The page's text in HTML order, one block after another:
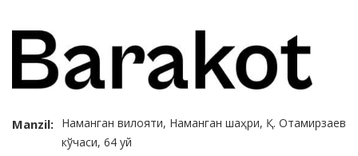
Manzil: Наманган вилояти, Наманган шаҳри, Қ. Отамирзаев
кўчаси, 64 уй